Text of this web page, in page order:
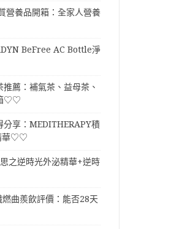
養品開箱：全家人營養
BeFree AC Bottle淨
薦：補氣茶、益母茶、
♡♡
享：MEDITHERAPY積
華♡♡
逆時光外泌精華+逆時
曲羨飲評價：能否28天